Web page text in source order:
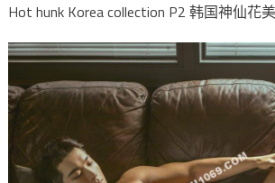
Hot hunk Korea collection P2 韩国神仙花